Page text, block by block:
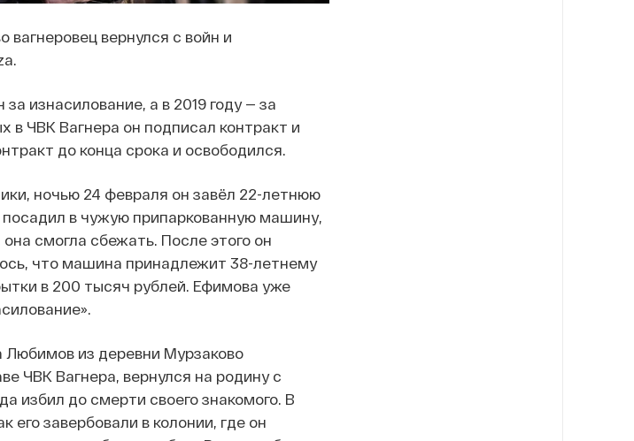
вернулся с войн и
изнасилование, а в 2019 году — за
в ЧВК Вагнера он подписал контракт и
до конца срока и освободился.
ночью 24 февраля он завёл 22-летнюю
в чужую припаркованную машину,
смогла сбежать. После этого он
что машина принадлежит 38-летнему
в 200 тысяч рублей. Ефимова уже
из деревни Мурзаково
ЧВК Вагнера, вернулся на родину с
избил до смерти своего знакомого. В
его завербовали в колонии, где он